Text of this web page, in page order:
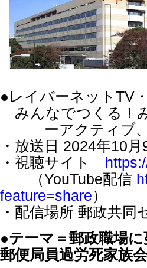
●レイバーネットTV
みんなでつくる！
ーアクティブ、
・放送日 2024年10
・視聴サイト
（YouTube配信
feature=share）
・配信場所 郵政共
●テーマ＝郵政職場
郵便局員過労死家族